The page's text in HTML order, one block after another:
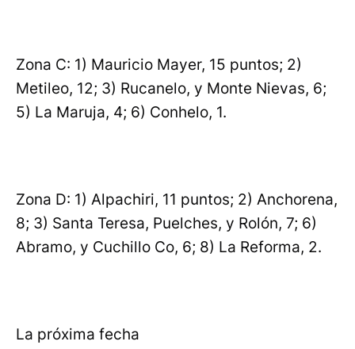
Zona C: 1) Mauricio Mayer, 15 puntos; 2)
Metileo, 12; 3) Rucanelo, y Monte Nievas, 6;
5) La Maruja, 4; 6) Conhelo, 1.
Zona D: 1) Alpachiri, 11 puntos; 2) Anchorena,
8; 3) Santa Teresa, Puelches, y Rolón, 7; 6)
Abramo, y Cuchillo Co, 6; 8) La Reforma, 2.
La próxima fecha